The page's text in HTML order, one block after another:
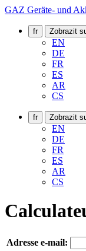
GAZ Geräte- und
fr Zobrazit
EN
DE
FR
ES
AR
CS
fr Zobrazit
EN
DE
FR
ES
AR
CS
Adresse e-mail: